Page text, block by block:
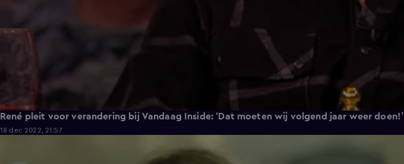
René pleit voor verandering bij Vandaag Inside: ‘Dat moeten wij volgend jaar weer doen!’
18 dec 2022, 21:57